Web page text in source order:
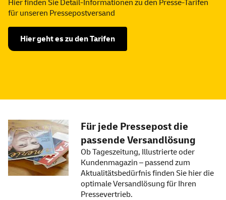
Hier finden Sie Detail-Informationen zu den Presse-Tarifen
für unseren Pressepostversand
Hier geht es zu den Tarifen
Für jede Pressepost die
passende Versandlösung
Ob Tageszeitung, Illustrierte oder
Kundenmagazin – passend zum
Aktualitätsbedürfnis finden Sie hier die
optimale Versandlösung für Ihren
Pressevertrieb.